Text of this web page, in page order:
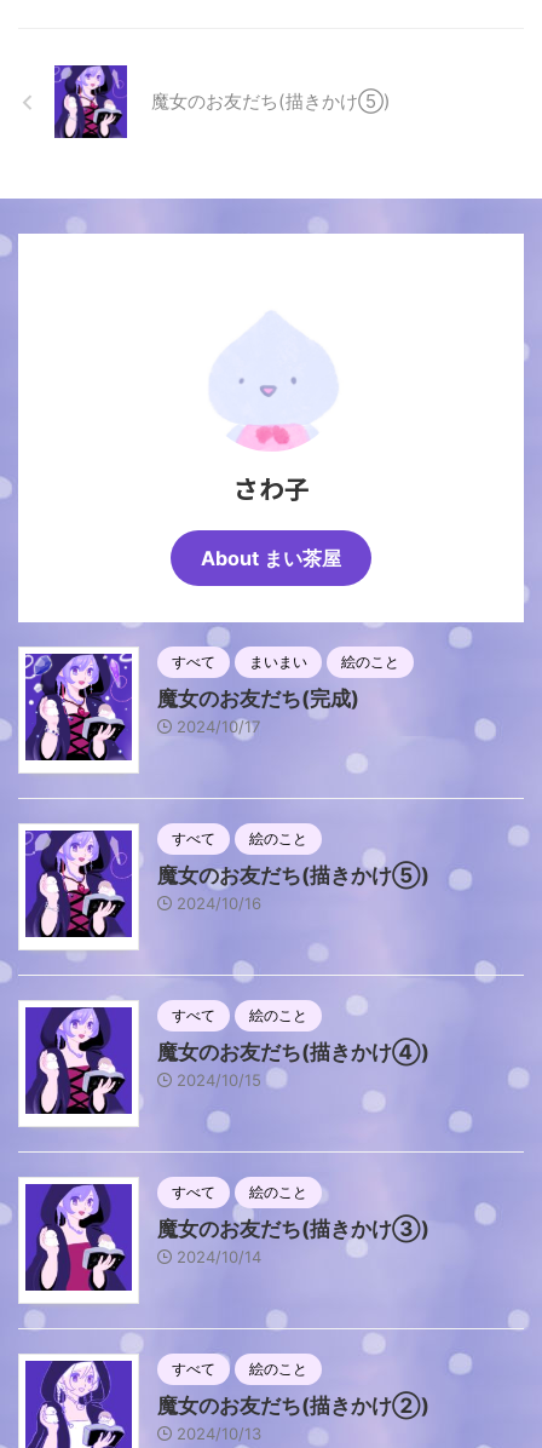
魔女のお友だち(描きかけ⑤)
さわ子
About まい茶屋
すべて まいまい 絵のこと
魔女のお友だち(完成)
2024/10/17
すべて 絵のこと
魔女のお友だち(描きかけ⑤)
2024/10/16
すべて 絵のこと
魔女のお友だち(描きかけ④)
2024/10/15
すべて 絵のこと
魔女のお友だち(描きかけ③)
2024/10/14
すべて 絵のこと
魔女のお友だち(描きかけ②)
2024/10/13